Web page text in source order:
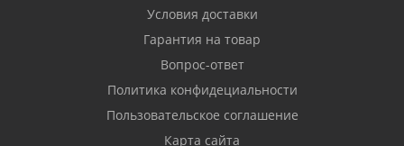
Условия доставки
Гарантия на товар
Вопрос-ответ
Политика конфидециальности
Пользовательское соглашение
Карта сайта